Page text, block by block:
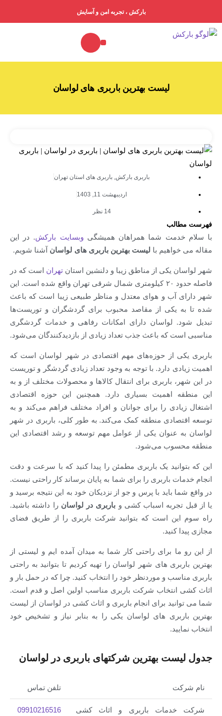
بارکش ، تجربه امن و آسایش
لیست بهترین باربری های لواسان
باربری های استان تهران
شما همراهان همیشگیوبسایت بارکش. در این
بالیست بهترین باربری های لواسان آشنا شویم.
یکی از مناطق زیبا و دلنشین استانتهران است که در
فاصله حدود ۲۰ کیلومتری شمال شرقی تهران واقع شده است. این
آب و هوای معتدل و مناظر طبیعی زیبا است که باعث
یکی از مقاصد محبوب برای گردشگران و توریست‌ها
لواسان دارای امکانات رفاهی و خدمات گردشگری
که باعث جذب تعداد زیادی از بازدیدکنندگان می‌شود.
از حوزه‌های مهم اقتصادی در شهر لواسان است که
دارد. با توجه به وجود تعداد زیادی گردشگر و توریست
باربری برای انتقال کالاها و محصولات مختلف از و به
اهمیت بسیاری دارد. همچنین این حوزه اقتصادی
را برای جوانان و افراد مختلف فراهم می‌کند و به
منطقه کمک می‌کند. به طور کلی، باربری در شهر
عنوان یکی از عوامل مهم توسعه و رشد اقتصادی این
می‌شود.
یک باربری مطمئن را پیدا کنید که با سرعت و دقت
باربری را برای شما به پایان برساند کار راحتی نیست.
باید با پرس و جو از نزدیکان خود به این نتیجه برسید و
تجربه اسباب کشی وباربری در لواسانرا داشته باشید.
است که بتوانید شرکت باربری را از طریق فضای
کنید.
برای راحتی کار شما به میدان آمده ایم و لیستی از
های شهر لواسان را تهیه کردیم تا بتوانید به راحتی
و موردنظر خود را انتخاب کنید. چرا که در حمل بار و
انتخاب شرکت باربری مناسب اولین اصل و قدم است.
برای انجام باربری و اثاث کشی در لواسان از لیست
های لواسان یکی را به بنابر نیاز و تشخیص خود
بهترین شرکتهای باربری در لواسان
باربری و اثاث کشی
09910216516